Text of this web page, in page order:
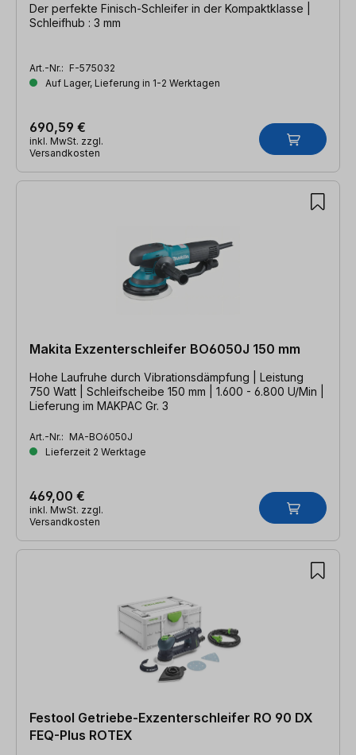
Der perfekte Finisch-Schleifer in der Kompaktklasse |
Schleifhub : 3 mm
Art.-Nr.: F-575032
Auf Lager, Lieferung in 1-2 Werktagen
690,59 €
inkl. MwSt. zzgl.
Versandkosten
Makita Exzenterschleifer BO6050J 150 mm
Hohe Laufruhe durch Vibrationsdämpfung | Leistung
750 Watt | Schleifscheibe 150 mm | 1.600 - 6.800 U/Min |
Lieferung im MAKPAC Gr. 3
Art.-Nr.: MA-BO6050J
Lieferzeit 2 Werktage
469,00 €
inkl. MwSt. zzgl.
Versandkosten
Festool Getriebe-Exzenterschleifer RO 90 DX
FEQ-Plus ROTEX